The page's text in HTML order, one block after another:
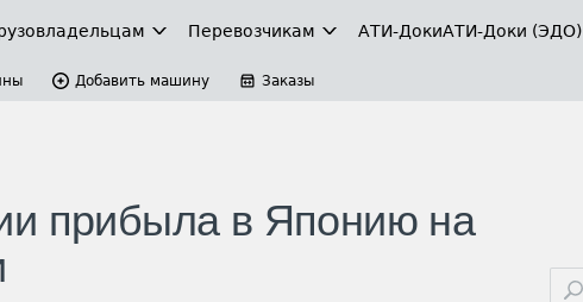
Перевозчикам АТИ-ДокиАТИ-Доки (ЭДО)
Добавить машину Заказы
прибыла в Японию на